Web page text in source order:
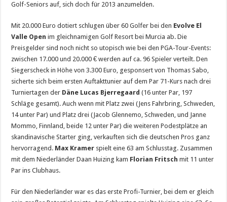
Golf-Seniors auf, sich doch für 2013 anzumelden.
Mit 20.000 Euro dotiert schlugen über 60 Golfer bei den Evolve El
Valle Openim gleichnamigen Golf Resort bei Murcia ab. Die
Preisgelder sind noch nicht so utopisch wie bei den PGA-Tour-Events:
zwischen 17.000 und 20.000 € werden auf ca. 96 Spieler verteilt. Den
Siegerscheck in Höhe von 3.300 Euro, gesponsert von Thomas Sabo,
sicherte sich beim ersten Auftakttunier auf dem Par 71-Kurs nach drei
Turniertagen der Däne Lucas Bjerregaard (16 unter Par, 197
Schläge gesamt). Auch wenn mit Platz zwei (Jens Fahrbring, Schweden,
14 unter Par) und Platz drei (Jacob Glennemo, Schweden, und Janne
Mommo, Finnland, beide 12 unter Par) die weiteren Podestplätze an
skandinavische Starter ging, verkauften sich die deutschen Pros ganz
hervorragend. Max Kramer spielt eine 63 am Schlusstag. Zusammen
mit dem Niederländer Daan Huizing kam Florian Fritsch mit 11 unter
Par ins Clubhaus.
Für den Niederländer war es das erste Profi-Turnier, bei dem er gleich